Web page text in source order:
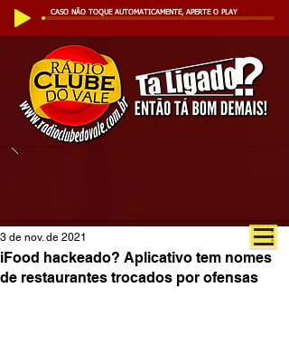
CASO NÃO TOQUE AUTOMATICAMENTE, APERTE O PLAY
iFood hackeado? Aplicativo tem nomes
de restaurantes trocados por ofensas
3 de nov. de 2021